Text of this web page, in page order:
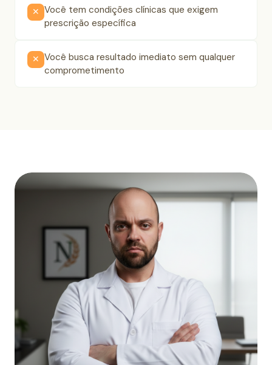
✕ Você tem condições clínicas que exigem
prescrição específica
✕ Você busca resultado imediato sem qualquer
comprometimento